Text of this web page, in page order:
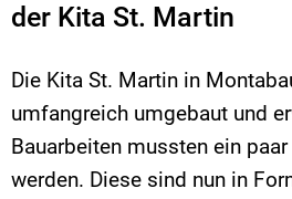
der Kita St. Martin
Die Kita St. Martin in
umfangreich umgebaut und
Bauarbeiten mussten ein
werden. Diese sind nun in